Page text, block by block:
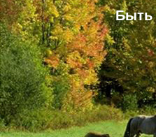
Быть